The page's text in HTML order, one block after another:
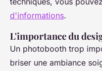
d'informations.
L'importance du
Un photobooth trop
briser une ambiance